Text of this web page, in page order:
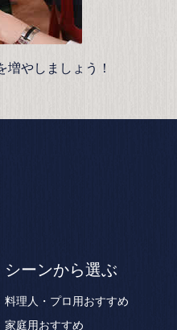
やしましょう！
シーンから選ぶ
料理人・プロ用おすすめ
家庭用おすすめ